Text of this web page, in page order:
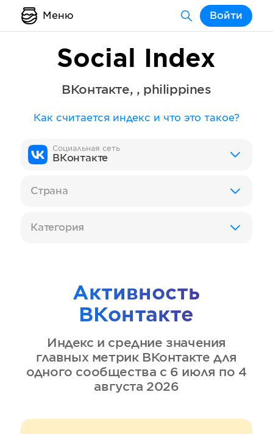
Меню Войти
Social Index
ВКонтакте, , philippines
Как считается индекс и что это такое?
Социальная сеть
ВКонтакте
Страна
Категория
Активность
ВКонтакте
Индекс и средние значения
главных метрик ВКонтакте для
одного сообщества с 6 июля по 4
августа 2026